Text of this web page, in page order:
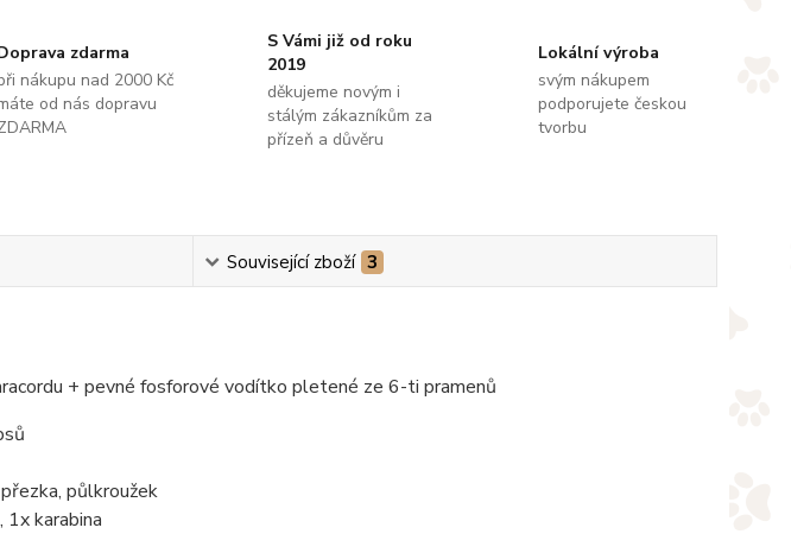
zdarma
nákupu nad 2000 Kč
od nás dopravu
S Vámi již od roku
2019
děkujeme novým i
stálým zákazníkům za
přízeň a důvěru
Lokální výroba
svým nákupem
podporujete českou
tvorbu
Související zboží 3
+ pevné fosforové vodítko pletené ze 6-ti pramenů
půlkroužek
1x karabina